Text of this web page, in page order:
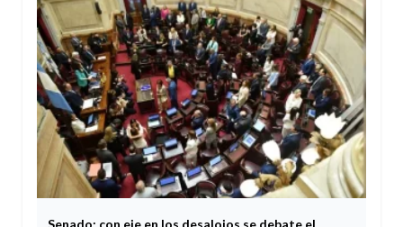
Senado: con eje en los desalojos se debate el